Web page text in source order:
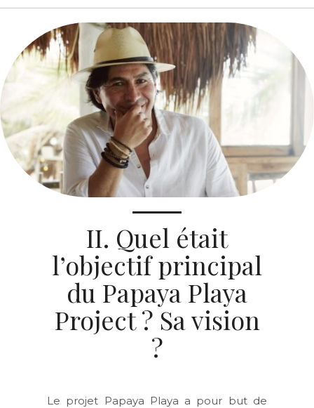
II. Quel était
l’objectif principal
du Papaya Playa
Project ? Sa vision
?
Le projet Papaya Playa a pour but de